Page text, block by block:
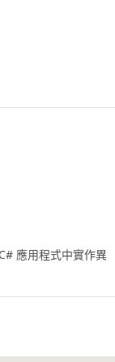
應用程式中實作異